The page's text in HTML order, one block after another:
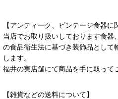
【アンティーク、ビンテージ食器に
当店でお取り扱いしております食
の食品衛生法に基づき装飾品として
します。
福井の実店舗にて商品を手に取って
【雑貨などの送料について】